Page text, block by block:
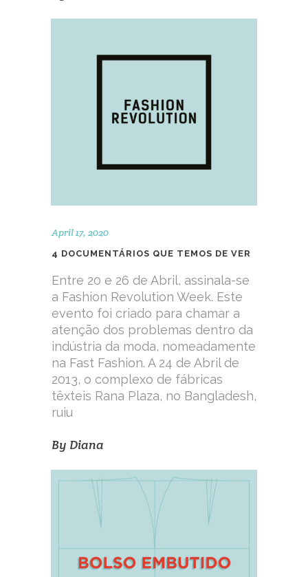
April 17, 2020
4 DOCUMENTÁRIOS QUE TEMOS DE VER
Entre 20 e 26 de Abril, assinala-se
a Fashion Revolution Week. Este
evento foi criado para chamar a
atenção dos problemas dentro da
indústria da moda, nomeadamente
na Fast Fashion. A 24 de Abril de
2013, o complexo de fábricas
têxteis Rana Plaza, no Bangladesh,
ruiu
By Diana